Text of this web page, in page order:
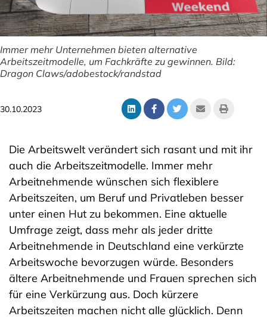
Immer mehr Unternehmen bieten alternative
Arbeitszeitmodelle, um Fachkräfte zu gewinnen. Bild:
Dragon Claws/adobestock/randstad
30.10.2023
Die Arbeitswelt verändert sich rasant und mit ihr
auch die Arbeitszeitmodelle. Immer mehr
Arbeitnehmende wünschen sich flexiblere
Arbeitszeiten, um Beruf und Privatleben besser
unter einen Hut zu bekommen. Eine aktuelle
Umfrage zeigt, dass mehr als jeder dritte
Arbeitnehmende in Deutschland eine verkürzte
Arbeitswoche bevorzugen würde. Besonders
ältere Arbeitnehmende und Frauen sprechen sich
für eine Verkürzung aus. Doch kürzere
Arbeitszeiten machen nicht alle glücklich. Denn